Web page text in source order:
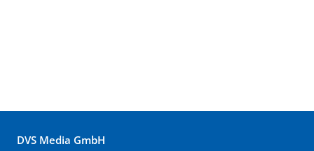
DVS Media GmbH